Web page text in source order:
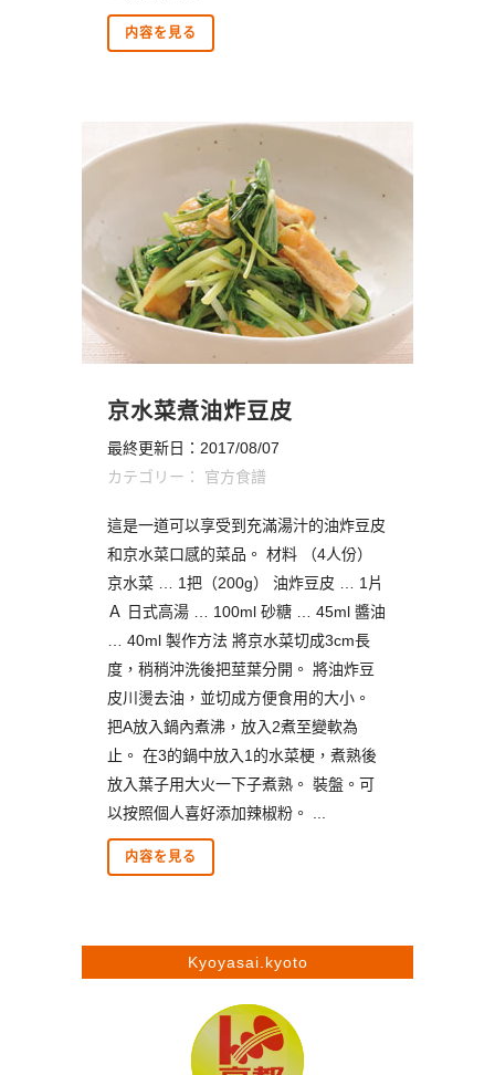
内容を見る
京水菜煮油炸豆皮
最終更新日：2017/08/07
カテゴリー： 官方食譜
這是一道可以享受到充滿湯汁的油炸豆皮
和京水菜口感的菜品。 材料 （4人份）
京水菜 … 1把（200g） 油炸豆皮 … 1片
Ａ 日式高湯 … 100ml 砂糖 … 45ml 醬油
… 40ml 製作方法 將京水菜切成3cm長
度，稍稍沖洗後把莖葉分開。 將油炸豆
皮川燙去油，並切成方便食用的大小。
把A放入鍋內煮沸，放入2煮至變軟為
止。 在3的鍋中放入1的水菜梗，煮熟後
放入葉子用大火一下子煮熟。 裝盤。可
以按照個人喜好添加辣椒粉。 ...
内容を見る
Kyoyasai.kyoto